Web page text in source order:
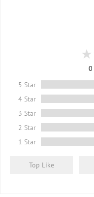
0
5 Star
4 Star
3 Star
2 Star
1 Star
Top Like